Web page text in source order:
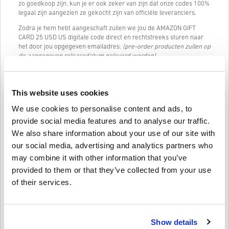
This website uses cookies
We use cookies to personalise content and ads, to
provide social media features and to analyse our traffic.
We also share information about your use of our site with
our social media, advertising and analytics partners who
may combine it with other information that you’ve
provided to them or that they’ve collected from your use
of their services.
Show details
zo goedkoop zijn, kun je er ook zeker van zijn dat onze codes 100%
legaal zijn aangezien ze gekocht zijn van officiële leveranciers.
Zodra je hem hebt aangeschaft zullen we jou de AMAZON GIFT
CARD 25 USD US digitale code direct en rechtstreeks sturen naar
het door jou opgegeven emailadres. (pre-order producten zullen op
de aangegeven releasedatum geleverd worden)
Onze Live Chat (24/7) en uitstekende klantenservice zijn altijd
onze AMAZON GIFT CARD 25 USD US code.
Ons simpele 3-stappen bestelsysteem bevat geen irritante
formulieren of enquêtes die je hoeft in de vullen. Slechts je email
adres en een geldige betaalmethode is nodig, wat het kopen van
AMAZON GIFT CARD 25 USD US van livecards.net zo snel en simpel
Hoe het werkt op Livecards.net
producten zullen op de aangegeven